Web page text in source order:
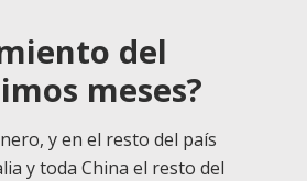
del
meses?
y en el resto del país
y toda China el resto del